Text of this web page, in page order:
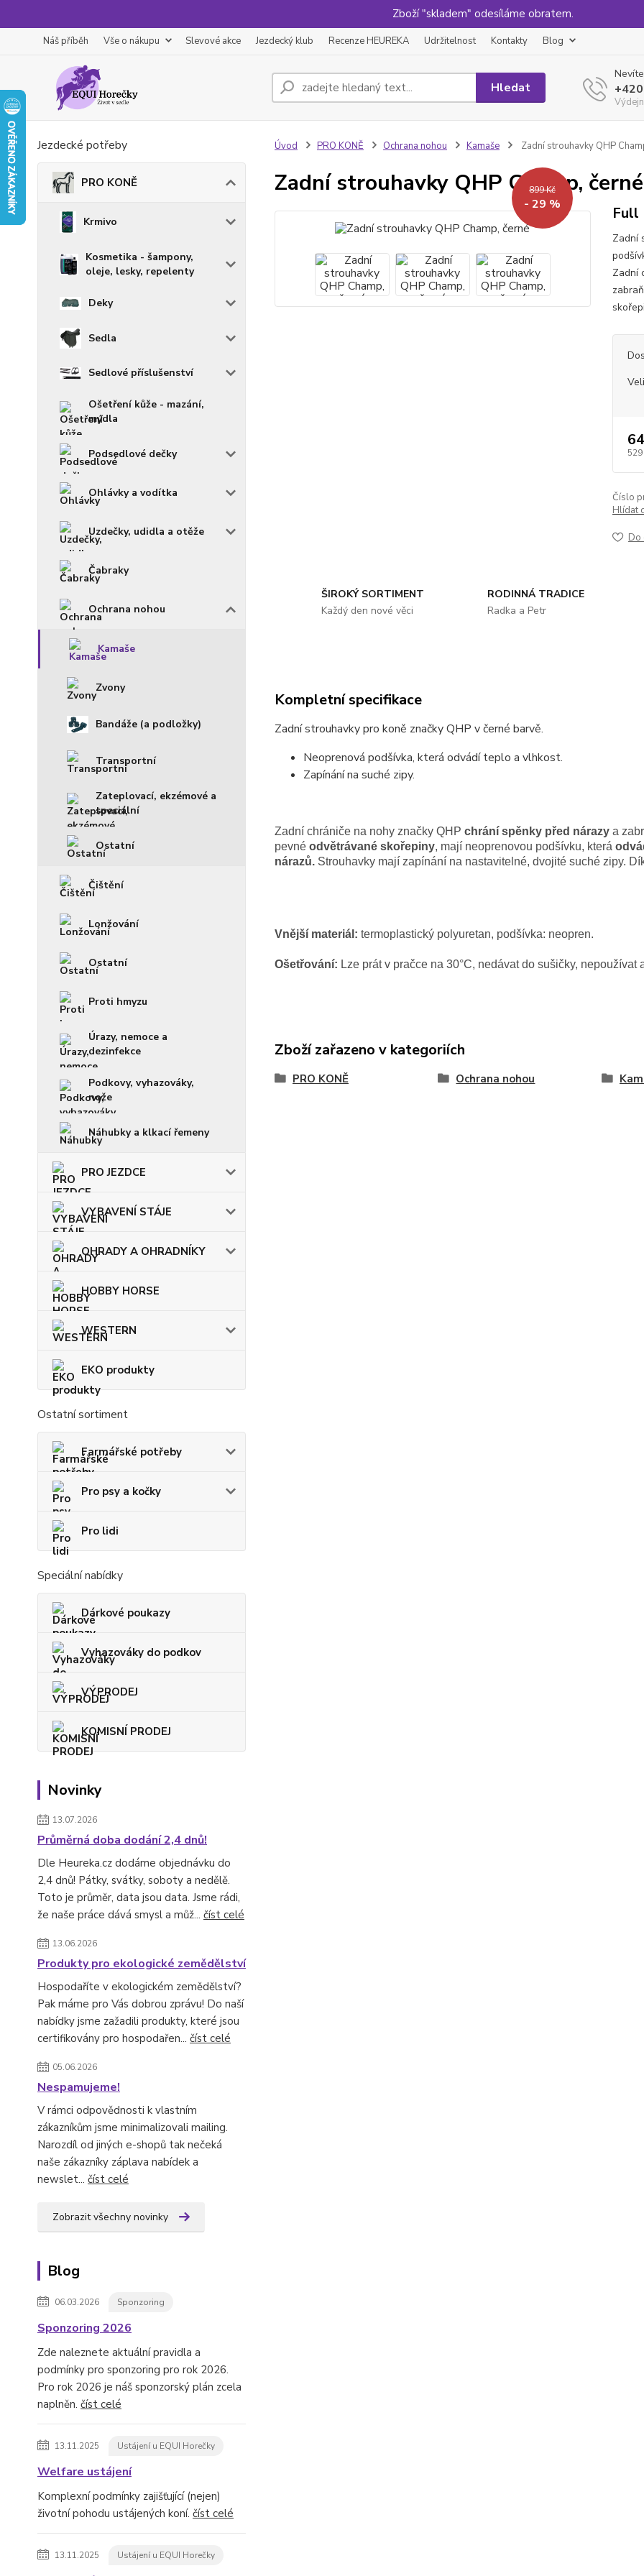
Zboží "skladem" odesíláme obratem.
Náš příběh Vše o nákupu Slevové akce Jezdecký klub Recenze HEUREKA Udržitelnost Kontakty Blog
Hledat
Jezdecké potřeby
PRO KONĚ
Krmivo
Kosmetika - šampony,
oleje, lesky, repelenty
Deky
Sedla
Sedlové příslušenství
Ošetření kůže - mazání,
mýdla
Podsedlové dečky
Ohlávky a vodítka
Uzdečky, udidla a otěže
Čabraky
Ochrana nohou
Kamaše
Zvony
Bandáže (a podložky)
Transportní
Zateplovací, ekzémové a
speciální
Ostatní
Čištění
Lonžování
Ostatní
Proti hmyzu
Úrazy, nemoce a
dezinfekce
Podkovy, vyhazováky,
nože
Náhubky a klkací řemeny
PRO JEZDCE
VYBAVENÍ STÁJE
OHRADY A OHRADNÍKY
HOBBY HORSE
WESTERN
EKO produkty
Ostatní sortiment
Farmářské potřeby
Pro psy a kočky
Pro lidi
Speciální nabídky
Dárkové poukazy
Vyhazováky do podkov
VÝPRODEJ
KOMISNÍ PRODEJ
Novinky
13.07.2026
Průměrná doba dodání 2,4 dnů!
Dle Heureka.cz dodáme objednávku do
2,4 dnů! Pátky, svátky, soboty a nedělě.
Toto je průměr, data jsou data. Jsme rádi,
že naše práce dává smysl a můž... číst celé
13.06.2026
Produkty pro ekologické zemědělství
Hospodaříte v ekologickém zemědělství?
Pak máme pro Vás dobrou zprávu! Do naší
nabídky jsme zažadili produkty, které jsou
certifikovány pro hospodařen... číst celé
05.06.2026
Nespamujeme!
V rámci odpovědnosti k vlastním
zákazníkům jsme minimalizovali mailing.
Narozdíl od jiných e-shopů tak nečeká
naše zákazníky záplava nabídek a
newslet... číst celé
Zobrazit všechny novinky
Blog
06.03.2026 Sponzoring
Sponzoring 2026
Zde naleznete aktuální pravidla a
podmínky pro sponzoring pro rok 2026.
Pro rok 2026 je náš sponzorský plán zcela
naplněn. číst celé
13.11.2025 Ustájení u EQUI Horečky
Welfare ustájení
Komplexní podmínky zajišťující (nejen)
životní pohodu ustájených koní. číst celé
13.11.2025 Ustájení u EQUI Horečky
Úvod PRO KONĚ Ochrana nohou Kamaše Zadní strouhavky QHP
Zadní strouhavky QHP Champ, černé
899 Kč
- 29 % Full
Zadní
Zadní
529
Číslo
Hlídat
Do
ŠIROKÝ SORTIMENT
Každý den nové věci
RODINNÁ TRADICE
Radka a Petr
Kompletní specifikace
Zadní strouhavky pro koně značky QHP v černé barvě.
Neoprenová podšívka, která odvádí teplo a vlhkost.
Zapínání na suché zipy.
Zadní chrániče na nohy značky QHP chrání spěnky před nárazya
pevnéodvětrávané skořepiny, mají neoprenovou podšívku, která
nárazů.Strouhavky mají zapínání na nastavitelné, dvojité suché zipy.
Vnější materiál: termoplastický polyuretan, podšívka: neopren.
Ošetřování: Lze prát v pračce na 30°C, nedávat do sušičky,
Zboží zařazeno v kategoriích
PRO KONĚ Ochrana nohou